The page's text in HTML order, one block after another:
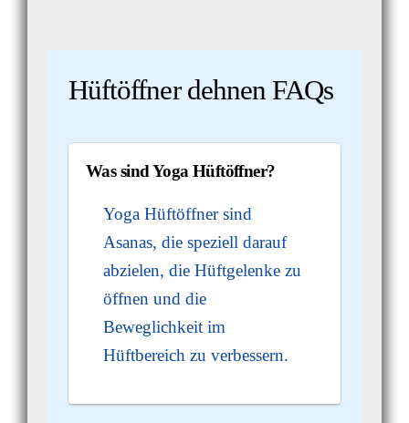
Hüftöffner dehnen FAQs
Was sind Yoga Hüftöffner?
Yoga Hüftöffner sind
Asanas, die speziell darauf
abzielen, die Hüftgelenke zu
öffnen und die
Beweglichkeit im
Hüftbereich zu verbessern.